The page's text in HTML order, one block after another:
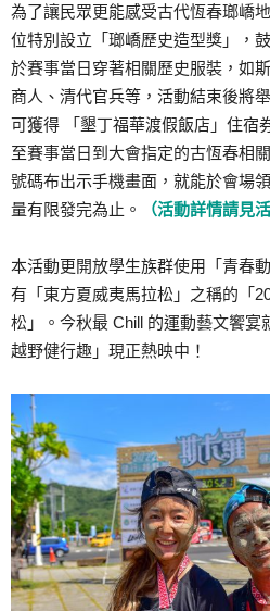
為了讓民眾更能感受古代恆春瑯嶠
位特別設立「瑯嶠歷史造型獎」，
於賽事當日穿著相關歷史服裝，如
商人、清代官兵等，活動結束後將
可獲得 「墾丁福華渡假飯店」住宿
至賽事當日到大會指定的古恆春相
號碼布出示手機畫面，就能於會場
量有限發完為止。
（活動詳情請見
本活動更開放學生族群使用「青春
有「東方夏威夷馬拉松」之稱的「
松」。今秋最 Chill 的運動藝文饗宴
越野健行趣」現正熱映中！